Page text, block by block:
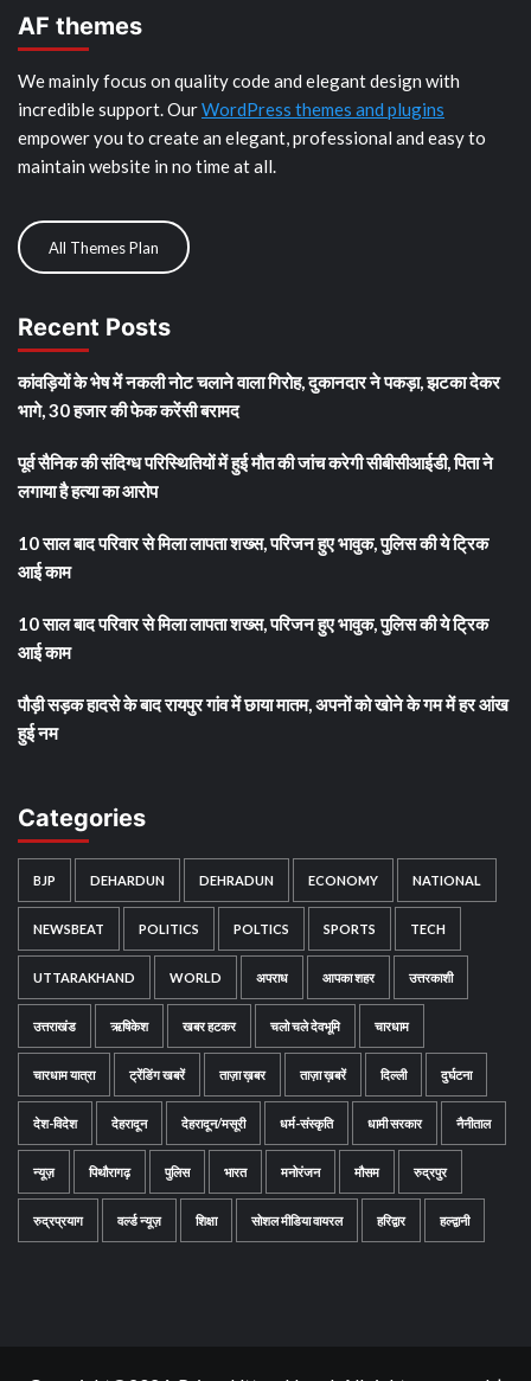
AF themes
We mainly focus on quality code and elegant design with
incredible support. OurWordPress themes and plugins
empower you to create an elegant, professional and easy to
maintain website in no time at all.
All Themes Plan
Recent Posts
कांवड़ियों के भेष में नकली नोट चलाने वाला गिरोह, दुकानदार ने पकड़ा, झटका देकर
भागे, 30 हजार की फेक करेंसी बरामद
पूर्व सैनिक की संदिग्ध परिस्थितियों में हुई मौत की जांच करेगी सीबीसीआईडी, पिता ने
लगाया है हत्या का आरोप
10 साल बाद परिवार से मिला लापता शख्स, परिजन हुए भावुक, पुलिस की ये ट्रिक
आई काम
10 साल बाद परिवार से मिला लापता शख्स, परिजन हुए भावुक, पुलिस की ये ट्रिक
आई काम
पौड़ी सड़क हादसे के बाद रायपुर गांव में छाया मातम, अपनों को खोने के गम में हर आंख
हुई नम
Categories
BJP DEHARDUN DEHRADUN ECONOMY NATIONAL
NEWSBEAT POLITICS POLTICS SPORTS TECH
UTTARAKHAND WORLD अपराध आपका शहर उत्तरकाशी
उत्तराखंड ऋषिकेश खबर हटकर चलो चले देवभूमि चारधाम
चारधाम यात्रा ट्रेंडिंग खबरें ताज़ा ख़बर ताज़ा ख़बरें दिल्ली दुर्घटना
देश-विदेश देहरादून देहरादून/मसूरी धर्म-संस्कृति धामी सरकार नैनीताल
न्यूज़ पिथौरागढ़ पुलिस भारत मनोरंजन मौसम रुद्रपुर
रुद्रप्रयाग वर्ल्ड न्यूज़ शिक्षा सोशल मीडिया वायरल हरिद्वार हल्द्वानी